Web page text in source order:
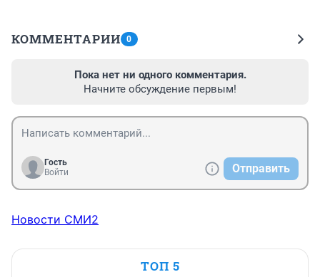
КОММЕНТАРИИ 0
Пока нет ни одного комментария.
Начните обсуждение первым!
Гость
Войти
Отправить
Новости СМИ2
ТОП 5